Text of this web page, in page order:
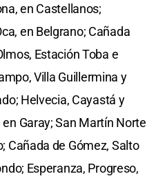
en Castellanos;
en Belgrano; Cañada
Estación Toba e
Villa Guillermina y
Helvecia, Cayastá y
Garay; San Martín Norte
Cañada de Gómez, Salto
Esperanza, Progreso,